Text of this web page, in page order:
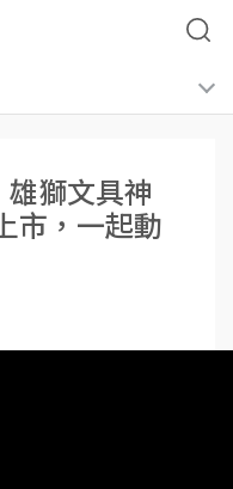
獅文具神
市，一起動